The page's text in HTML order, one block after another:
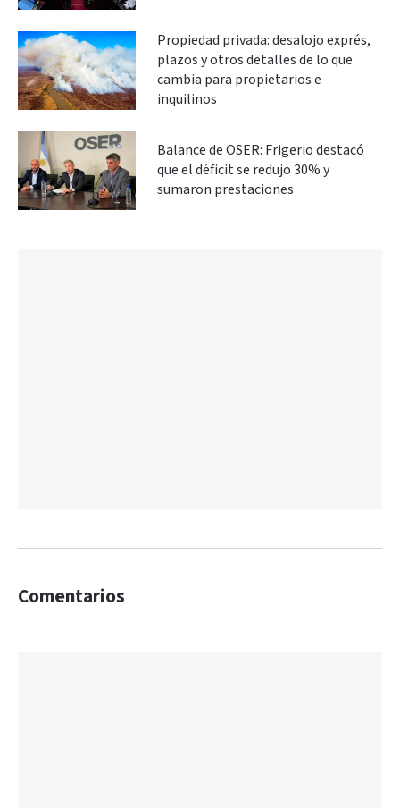
Propiedad privada: desalojo exprés,
plazos y otros detalles de lo que
cambia para propietarios e
inquilinos
Balance de OSER: Frigerio destacó
que el déficit se redujo 30% y
sumaron prestaciones
Comentarios